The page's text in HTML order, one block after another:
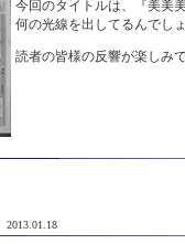
今回のタイトルは、『美美
何の光線を出してるんでし
読者の皆様の反響が楽しみ
2013.01.18